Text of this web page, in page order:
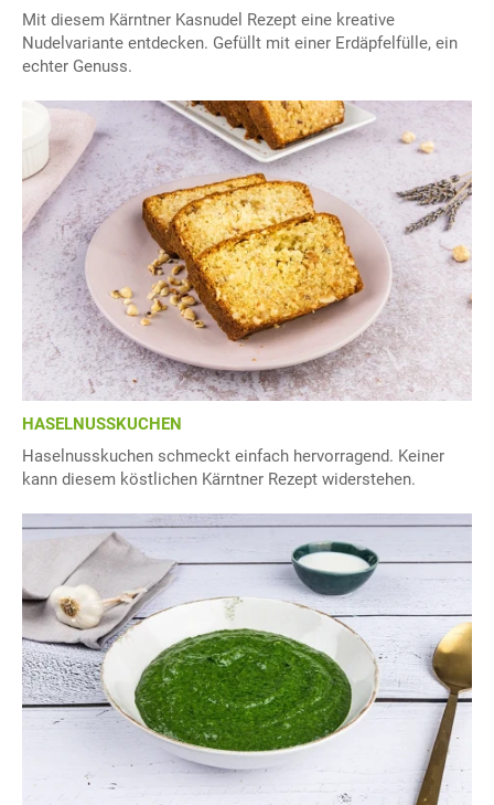
Mit diesem Kärntner Kasnudel Rezept eine kreative
Nudelvariante entdecken. Gefüllt mit einer Erdäpfelfülle, ein
echter Genuss.
HASELNUSSKUCHEN
Haselnusskuchen schmeckt einfach hervorragend. Keiner
kann diesem köstlichen Kärntner Rezept widerstehen.